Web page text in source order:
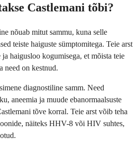
Castlemani tõbi?
nõuab mitut sammu, kuna selle
teiste haiguste sümptomitega. Teie arst
haigusloo kogumisega, et mõista teie
need on kestnud.
diagnostiline samm. Need
aneemia ja muude ebanormaalsuste
tõve korral. Teie arst võib teha
näiteks HHV-8 või HIV suhtes,